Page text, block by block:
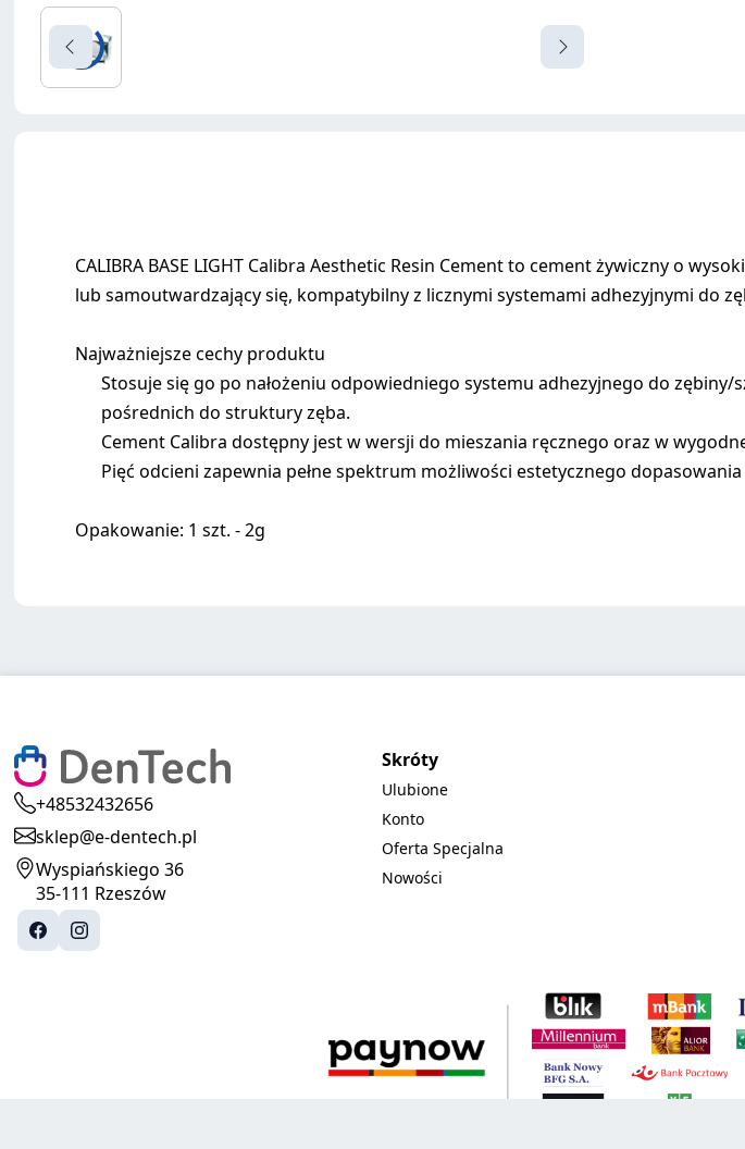
CALIBRA BASE LIGHT Calibra Aesthetic Resin Cement to cement żywiczny o
lub samoutwardzający się, kompatybilny z licznymi systemami adhezyjnymi do
Najważniejsze cechy produktu
Stosuje się go po nałożeniu odpowiedniego systemu adhezyjnego do
pośrednich do struktury zęba.
Cement Calibra dostępny jest w wersji do mieszania ręcznego oraz w
Pięć odcieni zapewnia pełne spektrum możliwości estetycznego
Opakowanie: 1 szt. - 2g
+48532432656
sklep@e-dentech.pl
Wyspiańskiego 36
35-111 Rzeszów
Skróty
Ulubione
Konto
Oferta Specjalna
Nowości